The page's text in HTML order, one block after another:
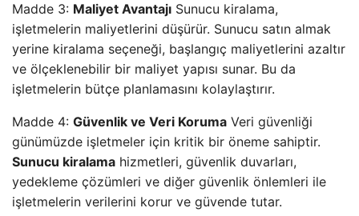
Madde 3: Maliyet Avantajı Sunucu kiralama,
işletmelerin maliyetlerini düşürür. Sunucu satın almak
yerine kiralama seçeneği, başlangıç maliyetlerini azaltır
ve ölçeklenebilir bir maliyet yapısı sunar. Bu da
işletmelerin bütçe planlamasını kolaylaştırır.
Madde 4: Güvenlik ve Veri Koruma Veri güvenliği
günümüzde işletmeler için kritik bir öneme sahiptir.
Sunucu kiralama hizmetleri, güvenlik duvarları,
yedekleme çözümleri ve diğer güvenlik önlemleri ile
işletmelerin verilerini korur ve güvende tutar.